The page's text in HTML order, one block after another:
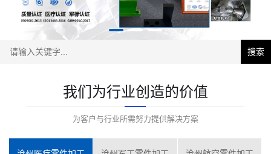
搜索
我们为行业创造的价值
为客户与行业所需努力提供解决方案